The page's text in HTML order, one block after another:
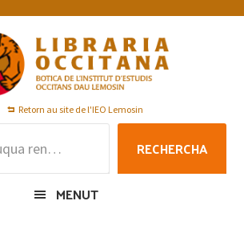
Retorn au site de l'IEO Lemosin
RECHERCHA
MENUT